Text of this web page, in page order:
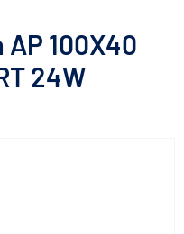
AP 100X40
24W